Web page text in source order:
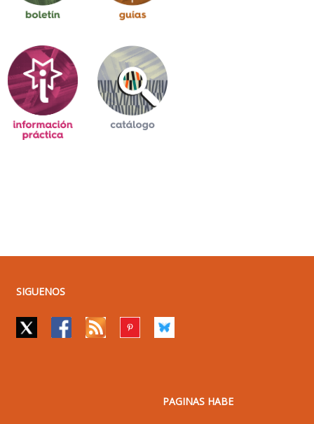
SIGUENOS
PAGINAS HABE